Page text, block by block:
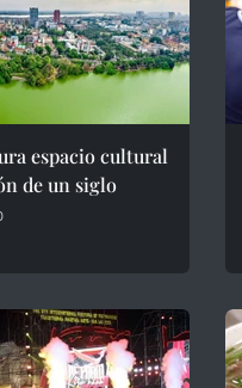
espacio cultural
de un siglo